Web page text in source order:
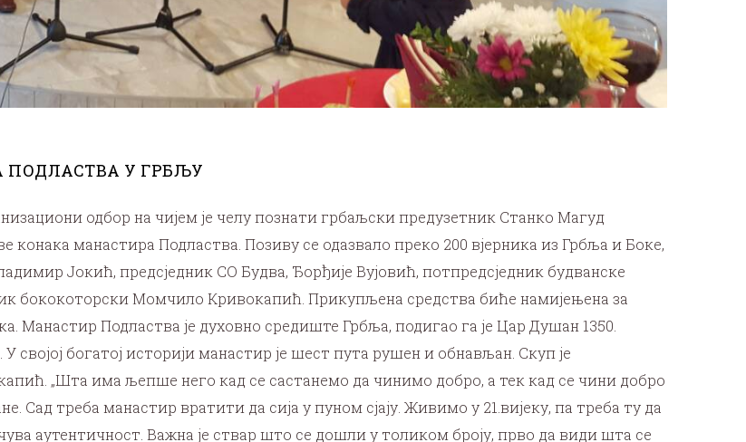
ПОДЛАСТВА У ГРБЉУ
одбор на чијем је челу познати грбаљски предузетник Станко Магуд
манастира Подластва. Позиву се одазвало преко 200 вјерника из Грбља и Боке,
Јокић, предсједник СО Будва, Ђорђије Вујовић, потпредсједник будванске
бококоторски Момчило Кривокапић. Прикупљена средства биће намијењена за
Подластва је духовно средиште Грбља, подигао га је Цар Душан 1350.
својој богатој историји манастир је шест пута рушен и обнављан. Скуп је
„Шта има љепше него кад се састанемо да чинимо добро, а тек кад се чини добро
Сад треба манастир вратити да сија у пуном сјају. Живимо у 21.вијеку, па треба ту да
аутентичност. Важна је ствар што се дошли у толиком броју, прво да види шта се